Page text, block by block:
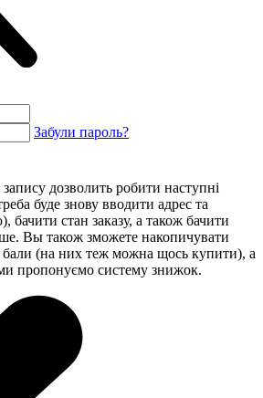
Забули пароль?
дозволить робити наступні
буде знову вводити адрес та
бачити стан заказу, а також бачити
Вы також зможете накопичувати
бали (на них теж можна щось купити), а
пропонуємо систему знижок.